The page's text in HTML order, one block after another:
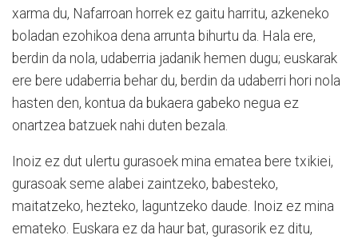
xarma du, Nafarroan horrek ez gaitu harritu, azkeneko
boladan ezohikoa dena arrunta bihurtu da. Hala ere,
berdin da nola, udaberria jadanik hemen dugu; euskarak
ere bere udaberria behar du, berdin da udaberri hori nola
hasten den, kontua da bukaera gabeko negua ez
onartzea batzuek nahi duten bezala.
Inoiz ez dut ulertu gurasoek mina ematea bere txikiei,
gurasoak seme alabei zaintzeko, babesteko,
maitatzeko, hezteko, laguntzeko daude. Inoiz ez mina
emateko. Euskara ez da haur bat, gurasorik ez ditu,